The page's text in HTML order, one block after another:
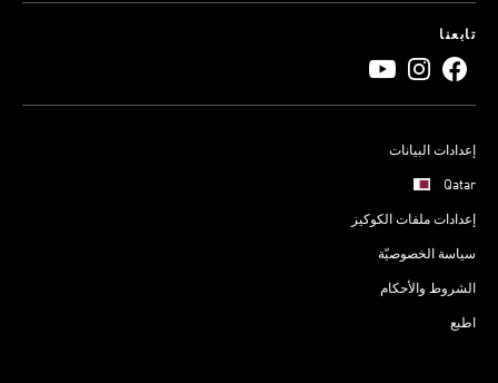
تابعنا
إعدادات البيانات
Qatar
إعدادات ملفات الكوكيز
سياسة الخصوصيّة
الشروط والأحكام
اطبع